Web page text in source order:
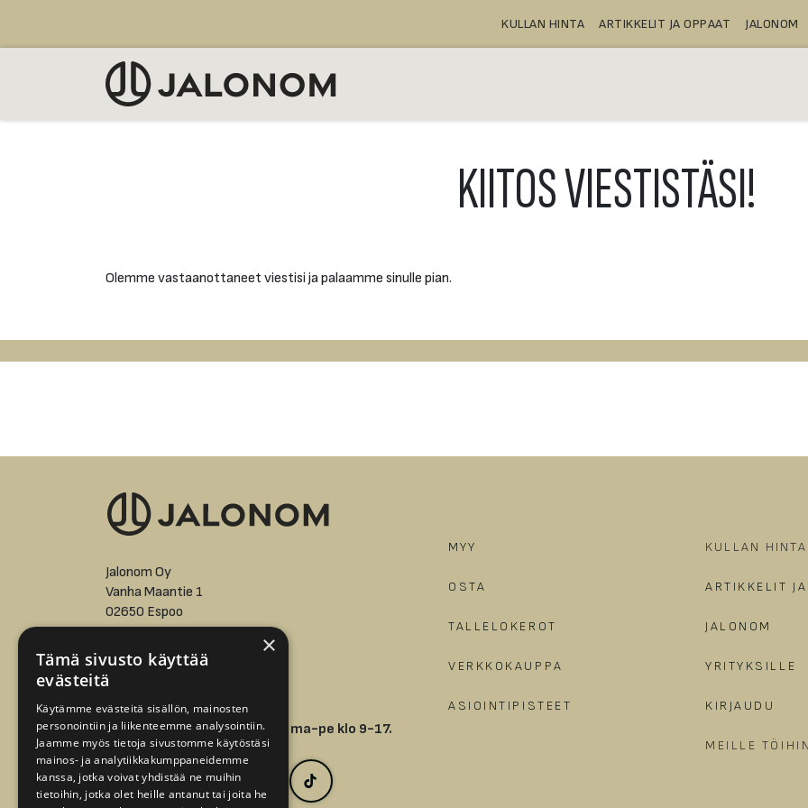
KULLAN HINTA ARTIKKELIT JA OPPAAT JALONOM
KIITOS VIESTISTÄSI!
Olemme vastaanottaneet viestisi ja palaamme sinulle pian.
Jalonom Oy
Vanha Maantie 1
02650 Espoo
asiakaspalvelu@jalonom.fi
+358 9 512 7298 -
Puhelinpalvelumme avoinna ma-pe klo 9-17.
MYY
OSTA
TALLELOKEROT
VERKKOKAUPPA
ASIOINTIPISTEET
KULLAN HINTA
ARTIKKELIT
JALONOM
YRITYKSILLE
KIRJAUDU
MEILLE
×
Tämä sivusto käyttää
evästeitä
Käytämme evästeitä sisällön, mainosten
personointiin ja liikenteemme analysointiin.
Jaamme myös tietoja sivustomme käytöstäsi
mainos- ja analytiikkakumppaneidemme
kanssa, jotka voivat yhdistää ne muihin
tietoihin, jotka olet heille antanut tai joita he